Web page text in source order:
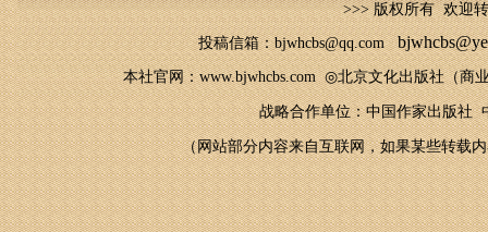
>>> 版权所有 欢迎
投稿信箱：bjwhcbs@qq.com
本社官网：www.bjwhcbs.com◎北京文化出版社（商
战略合作单位：中国作家出版社
（网站部分内容来自互联网，如果某些转载